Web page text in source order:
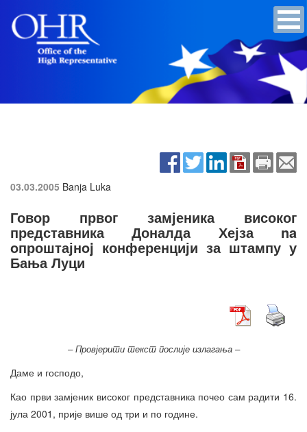
03.03.2005 Banja Luka
Говор првог замјеника високог
представника Доналда Хејза na
oпроштајнoj конференцији за штампу у
Бања Луци
– Провјерити текст послије излагања –
Даме и господо,
Као први замјеник високог представника почео сам радити 16.
јула 2001, прије више од три и по године.